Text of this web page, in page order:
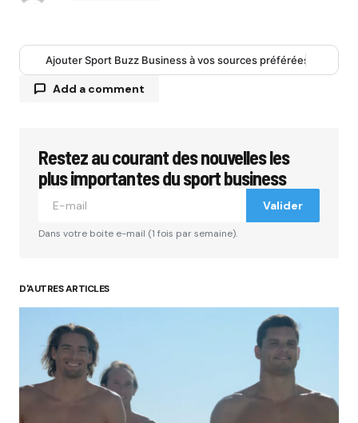
Ajouter Sport Buzz Business à vos sources préférées
Add a comment
Votre adresse e-mail ne sera pas publiée.Les
champs obligatoires sont indiqués avec*
Your E-mail*
Restez au courant des nouvelles les
plus importantes du sport business
Valider
Dans votre boite e-mail (1 fois par semaine).
D'AUTRES ARTICLES